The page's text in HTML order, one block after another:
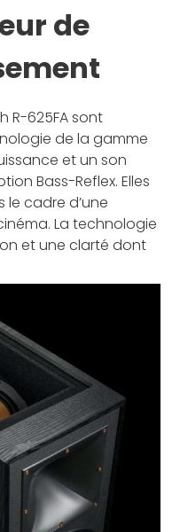
de
R-625FA sont
de la gamme
et un son
Bass-Reflex. Elles
le cadre d’une
La technologie
et une clarté dont